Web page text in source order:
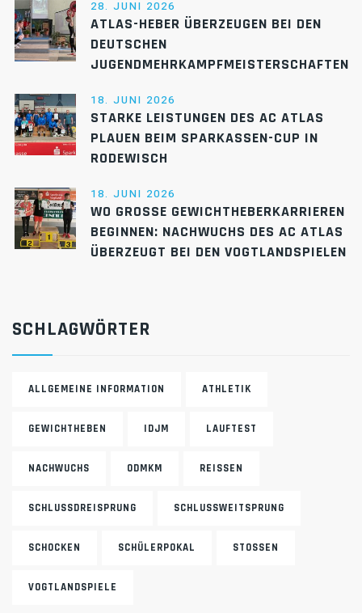
28. JUNI 2026
ATLAS-HEBER ÜBERZEUGEN BEI DEN
DEUTSCHEN
JUGENDMEHRKAMPFMEISTERSCHAFTEN
18. JUNI 2026
STARKE LEISTUNGEN DES AC ATLAS
PLAUEN BEIM SPARKASSEN-CUP IN
RODEWISCH
18. JUNI 2026
WO GROSSE GEWICHTHEBERKARRIEREN B
EGINNEN: NACHWUCHS DES AC ATLAS Ü
BERZEUGT BEI DEN VOGTLANDSPIELEN
SCHLAGWÖRTER
ALLGEMEINE INFORMATION ATHLETIK
GEWICHTHEBEN IDJM LAUFTEST
NACHWUCHS ODMKM REISSEN
SCHLUSSDREISPRUNG SCHLUSSWEITSPRUNG
SCHOCKEN SCHÜLERPOKAL STOSSEN
VOGTLANDSPIELE